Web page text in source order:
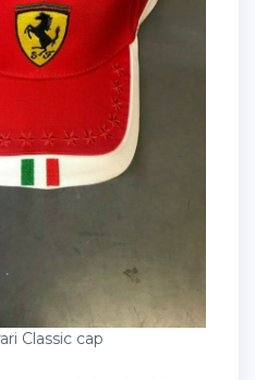
Classic cap